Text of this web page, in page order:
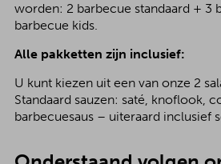
worden: 2 barbecue standaard + 3
barbecue kids.
Alle pakketten zijn inclusief:
U kunt kiezen uit een van onze 2
Standaard sauzen: saté, knoflook,
barbecuesaus – uiteraard inclusief